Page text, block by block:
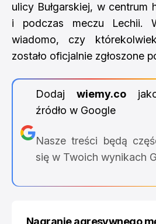
ulicy Bułgarskiej, w centrum
i podczas meczu Lechii.
wiadomo, czy
zostało oficjalnie zgłoszone
Dodaj wiemy.cojako
źródło w Google
Nasze treści będą
się w Twoich wynikach
Nagranie agresywnego